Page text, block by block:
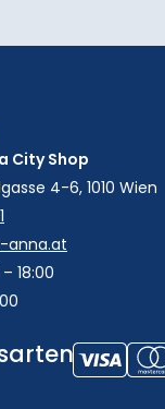
City Shop
4-6, 1010 Wien
anna.at
18:00